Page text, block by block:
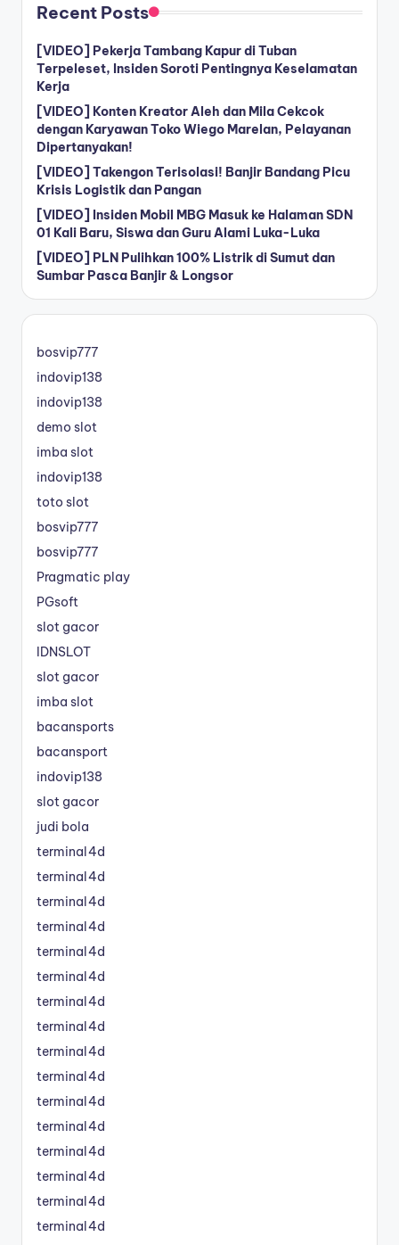
Recent Posts
[VIDEO] Pekerja Tambang Kapur di Tuban
Terpeleset, Insiden Soroti Pentingnya Keselamatan
Kerja
[VIDEO] Konten Kreator Aleh dan Mila Cekcok
dengan Karyawan Toko Wiego Marelan, Pelayanan
Dipertanyakan!
[VIDEO] Takengon Terisolasi! Banjir Bandang Picu
Krisis Logistik dan Pangan
[VIDEO] Insiden Mobil MBG Masuk ke Halaman SDN
01 Kali Baru, Siswa dan Guru Alami Luka-Luka
[VIDEO] PLN Pulihkan 100% Listrik di Sumut dan
Sumbar Pasca Banjir & Longsor
bosvip777
indovip138
indovip138
demo slot
imba slot
indovip138
toto slot
bosvip777
bosvip777
Pragmatic play
PGsoft
slot gacor
IDNSLOT
slot gacor
imba slot
bacansports
bacansport
indovip138
slot gacor
judi bola
terminal4d
terminal4d
terminal4d
terminal4d
terminal4d
terminal4d
terminal4d
terminal4d
terminal4d
terminal4d
terminal4d
terminal4d
terminal4d
terminal4d
terminal4d
terminal4d